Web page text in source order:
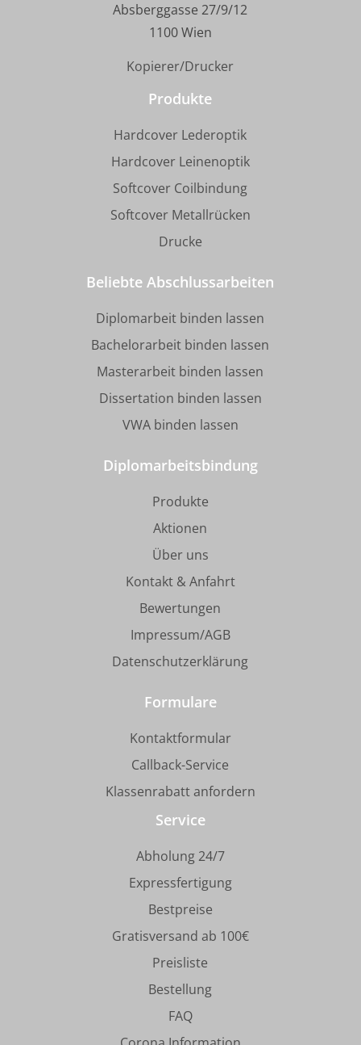
Absberggasse 27/9/12
1100 Wien
Kopierer/Drucker
Produkte
Hardcover Lederoptik
Hardcover Leinenoptik
Softcover Coilbindung
Softcover Metallrücken
Drucke
Beliebte Abschlussarbeiten
Diplomarbeit binden lassen
Bachelorarbeit binden lassen
Masterarbeit binden lassen
Dissertation binden lassen
VWA binden lassen
Diplomarbeitsbindung
Produkte
Aktionen
Über uns
Kontakt & Anfahrt
Bewertungen
Impressum/AGB
Datenschutzerklärung
Formulare
Kontaktformular
Callback-Service
Klassenrabatt anfordern
Service
Abholung 24/7
Expressfertigung
Bestpreise
Gratisversand ab 100€
Preisliste
Bestellung
FAQ